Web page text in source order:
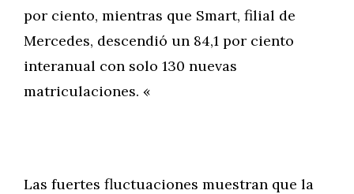
por ciento, mientras que Smart, filial de
Mercedes, descendió un 84,1 por ciento
interanual con solo 130 nuevas
matriculaciones. «
Las fuertes fluctuaciones muestran que la